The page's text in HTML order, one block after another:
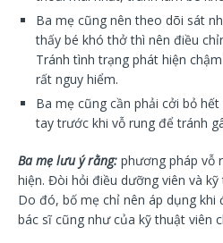
Ba mẹ cũng nên theo dõi sát
thấy bé khó thở thì nên điều
Tránh tình trạng phát hiện
rất nguy hiểm.
Ba mẹ cũng cần phải cởi bỏ
tay trước khi vỗ rung để tránh
Ba mẹ lưu ý rằng: phương pháp vỗ
hiện. Đòi hỏi điều dưỡng viên và
Do đó, bố mẹ chỉ nên áp dụng
bác sĩ cũng như của kỹ thuật viên